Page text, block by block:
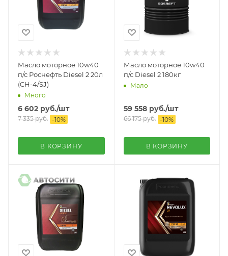
Масло моторное 10w40
п/с Роснефть Diesel 2 20л
(CH-4/SJ)
Много
6 602 руб./шт
7 335руб. -10%
В КОРЗИНУ
Масло моторное 10w40
п/с Diesel 2 180кг
Мало
59 558руб./шт
66 175руб. -10%
В КОРЗИНУ